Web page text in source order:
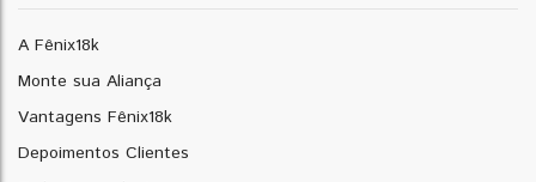
A Fênix18k
Monte sua Aliança
Vantagens Fênix18k
Depoimentos Clientes